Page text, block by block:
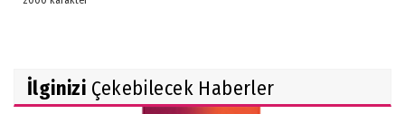
İlginizi Çekebilecek Haberler